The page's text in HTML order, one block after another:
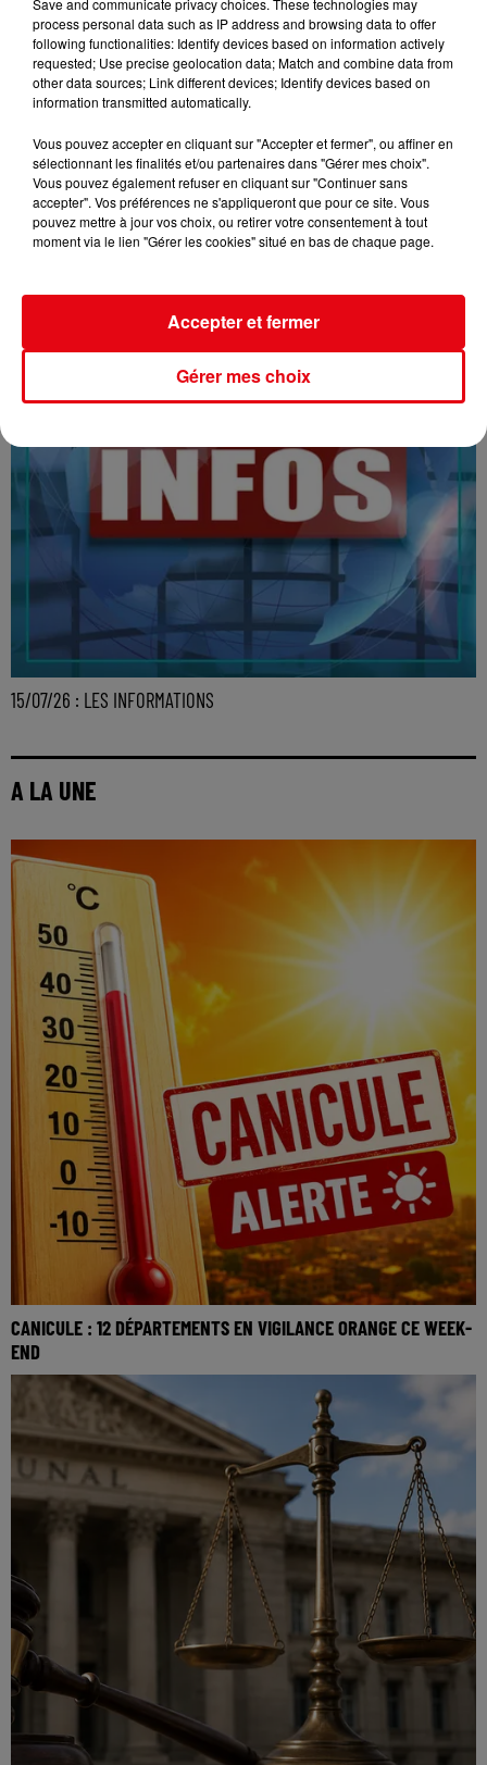
16/07/26 : LES INFORMATIONS
15/07/26 : LES INFORMATIONS
A LA UNE
CANICULE : 12 DÉPARTEMENTS EN VIGILANCE ORANGE CE WEEK-
END
process personal data such as IP address and browsing data to offer
following functionalities: Identify devices based on information actively
requested; Use precise geolocation data; Match and combine data from
other data sources; Link different devices; Identify devices based on
information transmitted automatically.
Vous pouvez accepter en cliquant sur "Accepter et fermer", ou affiner en
sélectionnant les finalités et/ou partenaires dans "Gérer mes choix".
Vous pouvez également refuser en cliquant sur "Continuer sans
accepter". Vos préférences ne s'appliqueront que pour ce site. Vous
pouvez mettre à jour vos choix, ou retirer votre consentement à tout
moment via le lien "Gérer les cookies" situé en bas de chaque page.
Gérer mes choix
Accepter et fermer